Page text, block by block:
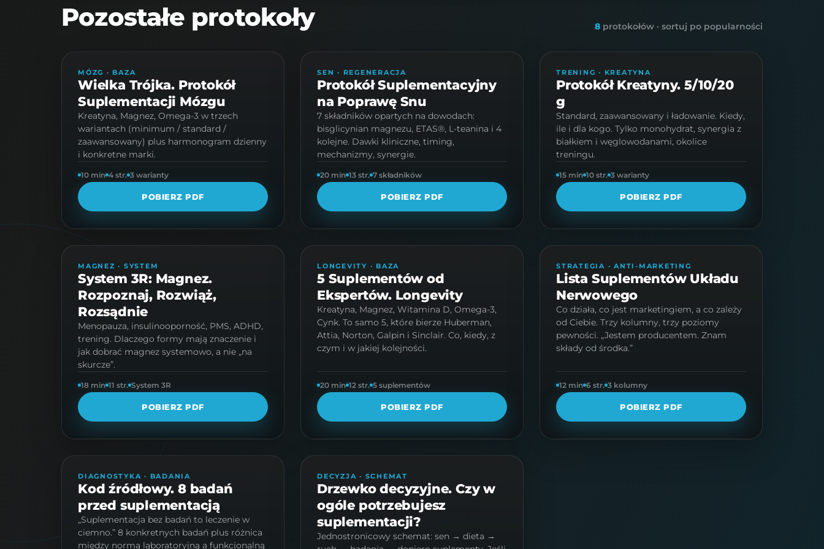
Pozostałe protokoły 8 protokołów · sortuj po popularności
MÓZG · BAZA
Wielka Trójka. Protokół
Suplementacji Mózgu
Kreatyna, Magnez, Omega-3 w trzech
wariantach (minimum / standard /
zaawansowany) plus harmonogram dzienny
i konkretne marki.
10 min 4 str. 3 warianty
POBIERZ PDF
SEN · REGENERACJA
Protokół Suplementacyjny
na Poprawę Snu
7 składników opartych na dowodach:
bisglicynian magnezu, ETAS®, L-teanina i 4
kolejne. Dawki kliniczne, timing,
mechanizmy, synergie.
20 min 13 str. 7 składników
POBIERZ PDF
TRENING · KREATYNA
Protokół Kreatyny. 5/10/20
g
Standard, zaawansowany i ładowanie. Kiedy,
ile i dla kogo. Tylko monohydrat, synergia z
białkiem i węglowodanami, okolice
treningu.
15 min 10 str. 3 warianty
POBIERZ PDF
MAGNEZ · SYSTEM
System 3R: Magnez.
Rozpoznaj, Rozwiąż,
Rozsądnie
Menopauza, insulinooporność, PMS, ADHD,
trening. Dlaczego formy mają znaczenie i
jak dobrać magnez systemowo, a nie „na
skurcze”.
18 min 11 str. System 3R
POBIERZ PDF
LONGEVITY · BAZA
5 Suplementów od
Ekspertów. Longevity
Kreatyna, Magnez, Witamina D, Omega-3,
Cynk. To samo 5, które bierze Huberman,
Attia, Norton, Galpin i Sinclair. Co, kiedy, z
czym i w jakiej kolejności.
20 min 12 str. 5 suplementów
POBIERZ PDF
PROTOKÓŁ · 6 STR.
STRATEGIA · ANTI-MARKETING
Lista Suplementów Układu
Nerwowego
Co działa, co jest marketingiem, a co zależy
od Ciebie. Trzy kolumny, trzy poziomy
pewności. „Jestem producentem. Znam
składy od środka.”
12 min 6 str. 3 kolumny
POBIERZ PDF
DIAGNOSTYKA · BADANIA
Kod źródłowy. 8 badań
przed suplementacją
„Suplementacja bez badań to leczenie w
ciemno.” 8 konkretnych badań plus różnica
między normą laboratoryjną a funkcjonalną
DECYZJA · SCHEMAT
Drzewko decyzyjne. Czy w
ogóle potrzebujesz
suplementacji?
Jednostronicowy schemat: sen → dieta →